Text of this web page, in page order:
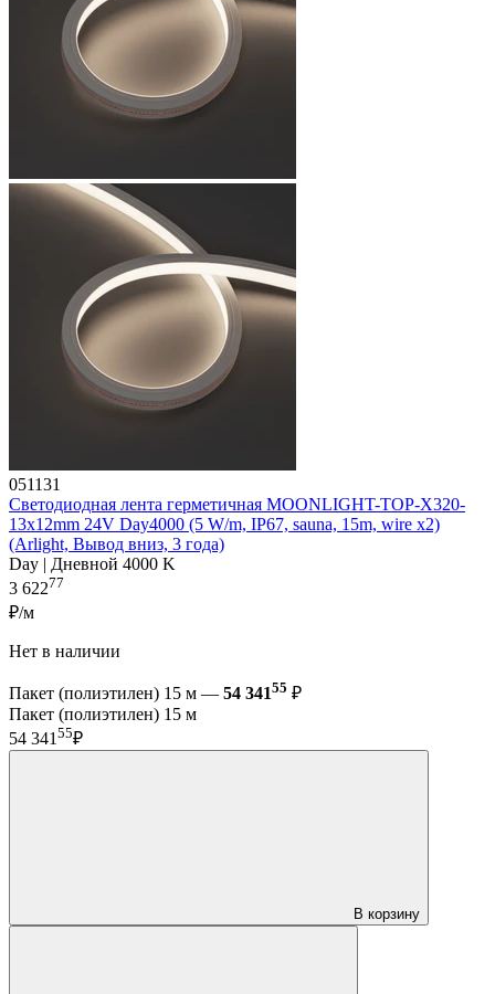
051131
Светодиодная лента герметичная MOONLIGHT-TOP-X320-
13x12mm 24V Day4000 (5 W/m, IP67, sauna, 15m, wire x2)
(Arlight, Вывод вниз, 3 года)
Day | Дневной 4000 K
3 62277
₽/м
Нет в наличии
Пакет (полиэтилен) 15 м — 54 34155 ₽
Пакет (полиэтилен) 15 м
54 34155₽
В корзину